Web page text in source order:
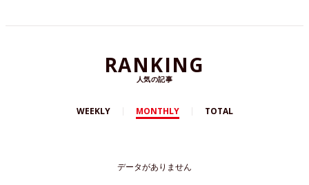
RANKING
人気の記事
WEEKLY MONTHLY TOTAL
データがありません